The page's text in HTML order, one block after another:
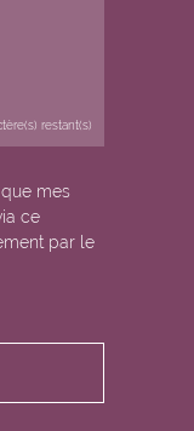
restant(s)
mes
ce
par le